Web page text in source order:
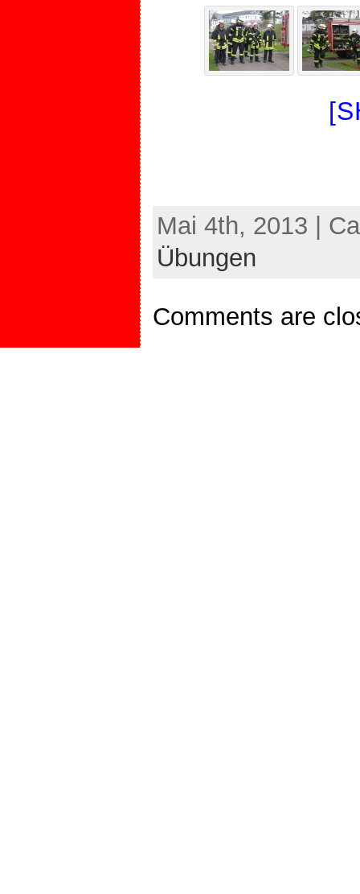
Mai 4th, 2013 |
Übungen
Comments are